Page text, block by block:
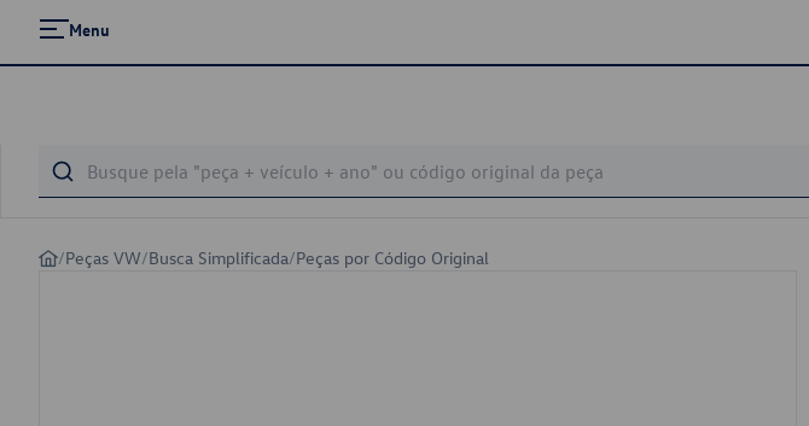
Menu
/Peças VW/Busca Simplificada/Peças por Código Original